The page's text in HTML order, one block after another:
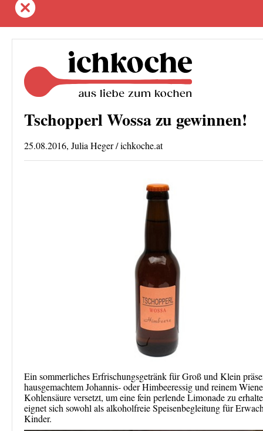
Tschopperl Wossa zu gewinnen!
25.08.2016, Julia Heger / ichkoche.at
Ein sommerliches Erfrischungsgetränk für Groß und Klein
hausgemachtem Johannis- oder Himbeeressig und reinem
Kohlensäure versetzt, um eine fein perlende Limonade zu
eignet sich sowohl als alkoholfreie Speisenbegleitung für
Kinder.